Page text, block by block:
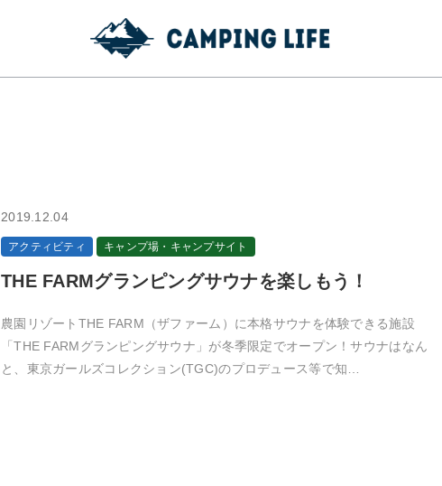
2019.12.04
アクティビティ キャンプ場・キャンプサイト
THE FARMグランピングサウナを楽しもう！
農園リゾートTHE FARM（ザファーム）に本格サウナを体験できる施設
「THE FARMグランピングサウナ」が冬季限定でオープン！サウナはなん
と、東京ガールズコレクション(TGC)のプロデュース等で知…